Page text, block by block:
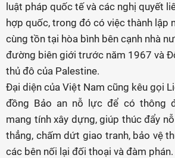
luật pháp quốc tế và các nghị quyết
hợp quốc, trong đó có việc thành lập
cùng tồn tại hòa bình bên cạnh nhà
đường biên giới trước năm 1967 và
thủ đô của Palestine.
Đại diện của Việt Nam cũng kêu gọi
đồng Bảo an nỗ lực để có thông
mang tính xây dựng, giúp thúc đẩy
thẳng, chấm dứt giao tranh, bảo vệ
các bên nối lại đối thoại và đàm phán.